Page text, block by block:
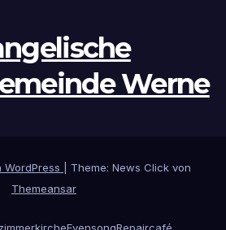
Werne
WordPress
Theme: News Click von
Themeansar